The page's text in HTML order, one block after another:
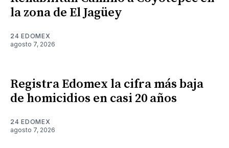
la zona de El Jagüey
24 EDOMEX
agosto 7, 2026
Registra Edomex la cifra más baja
de homicidios en casi 20 años
24 EDOMEX
agosto 7, 2026